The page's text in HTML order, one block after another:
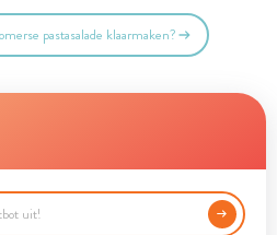
pastasalade klaarmaken?